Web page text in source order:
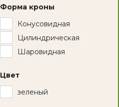
Форма кроны
Конусовидная
Цилиндрическая
Шаровидная
Цвет
зеленый